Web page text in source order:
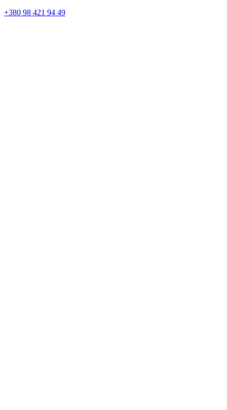
+380 98 421 94 49